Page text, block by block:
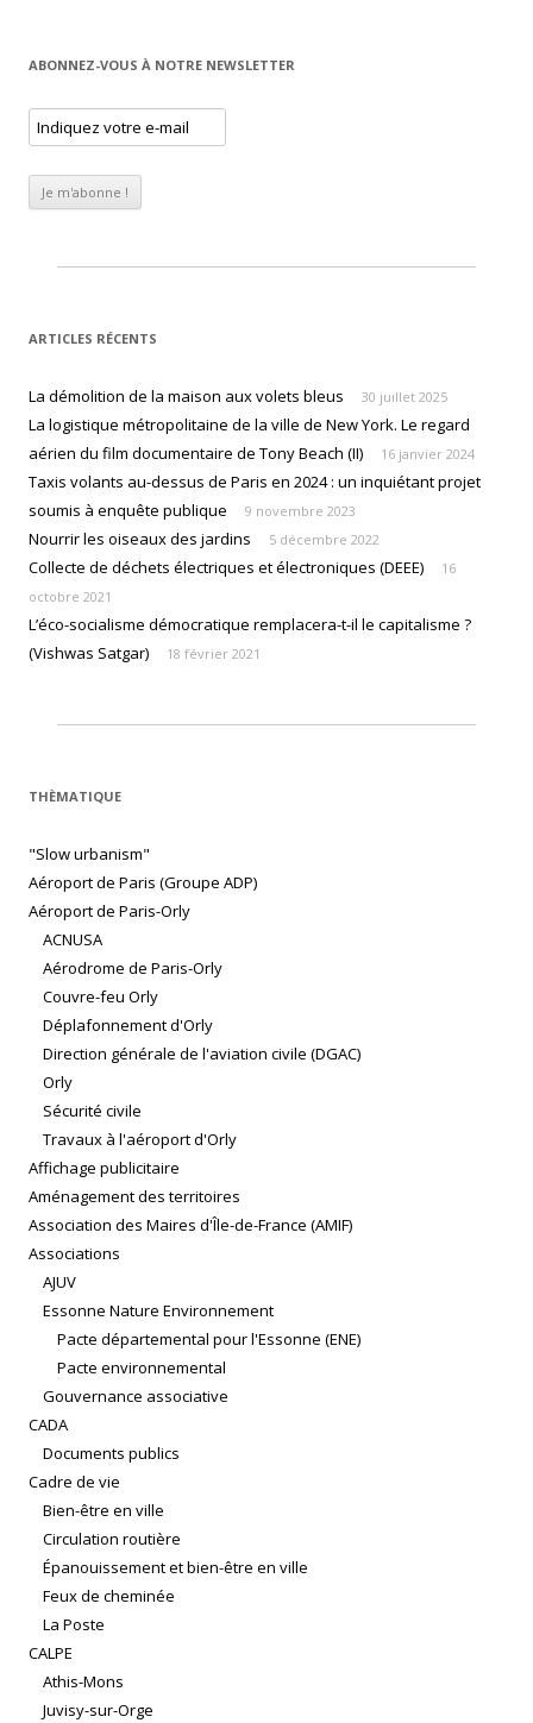
ABONNEZ-VOUS À NOTRE NEWSLETTER
ARTICLES RÉCENTS
La démolition de la maison aux volets bleus 30 juillet 2025
La logistique métropolitaine de la ville de New York. Le regard
aérien du film documentaire de Tony Beach (II)
16 janvier 2024
Taxis volants au-dessus de Paris en 2024 : un inquiétant projet
soumis à enquête publique
9 novembre 2023
Nourrir les oiseaux des jardins 5 décembre 2022
Collecte de déchets électriques et électroniques (DEEE)
16
octobre 2021
L’éco-socialisme démocratique remplacera-t-il le capitalisme ?
(Vishwas Satgar)
18 février 2021
THÈMATIQUE
"Slow urbanism"
Aéroport de Paris (Groupe ADP)
Aéroport de Paris-Orly
ACNUSA
Aérodrome de Paris-Orly
Couvre-feu Orly
Déplafonnement d'Orly
Direction générale de l'aviation civile (DGAC)
Orly
Sécurité civile
Travaux à l'aéroport d'Orly
Affichage publicitaire
Aménagement des territoires
Association des Maires d'Île-de-France (AMIF)
Associations
AJUV
Essonne Nature Environnement
Pacte départemental pour l'Essonne (ENE)
Pacte environnemental
Gouvernance associative
CADA
Documents publics
Cadre de vie
Bien-être en ville
Circulation routière
Épanouissement et bien-être en ville
Feux de cheminée
La Poste
CALPE
Athis-Mons
Juvisy-sur-Orge